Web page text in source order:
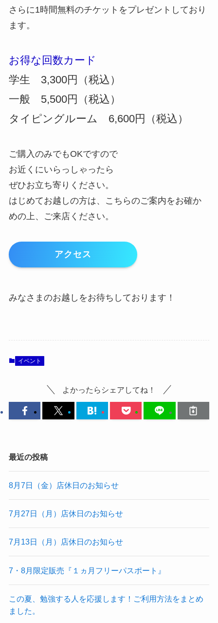
さらに1時間無料のチケットをプレゼントしており
ます。
お得な回数カード
学生 3,300円（税込）
一般 5,500円（税込）
タイピングルーム 6,600円（税込）
ご購入のみでもOKですので
お近くにいらっしゃったら
ぜひお立ち寄りください。
はじめてお越しの方は、こちらのご案内をお確か
めの上、ご来店ください。
アクセス
みなさまのお越しをお待ちしております！
イベント
よかったらシェアしてね！
最近の投稿
8月7日（金）店休日のお知らせ
7月27日（月）店休日のお知らせ
7月13日（月）店休日のお知らせ
7・8月限定販売『１ヵ月フリーパスポート』
この夏、勉強する人を応援します！ご利用方法をまとめ
ました。